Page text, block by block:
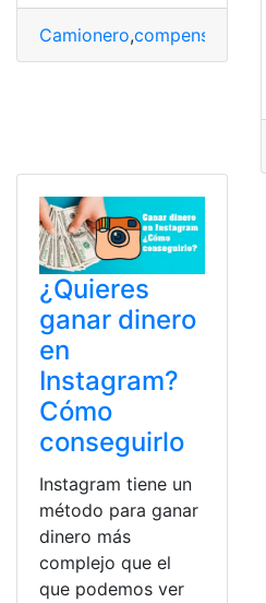
Camionero,compensaciones
¿Quieres
ganar dinero
en
Instagram?
Cómo
conseguirlo
Instagram tiene un
método para ganar
dinero más
complejo que el
que podemos ver